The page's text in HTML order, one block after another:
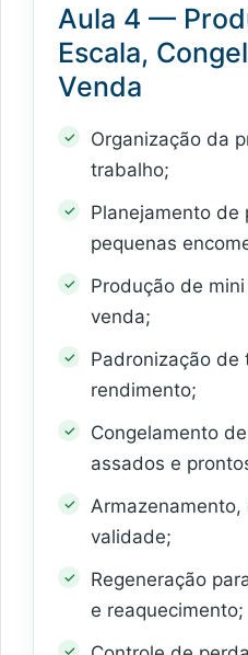
Aula 4 —
Escala,
Venda
Organização da
trabalho;
Planejamento de
pequenas
Produção de
venda;
Padronização de
rendimento;
Congelamento
assados e
Armazenamento,
validade;
Regeneração
e reaquecimento;